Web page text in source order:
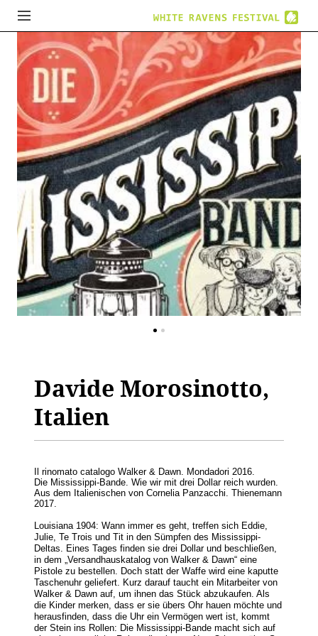
Davide Morosinotto,
Italien
Il rinomato catalogo Walker & Dawn. Mondadori 2016.
Die Mississippi-Bande. Wie wir mit drei Dollar reich wurden.
Aus dem Italienischen von Cornelia Panzacchi. Thienemann
2017.
Louisiana 1904: Wann immer es geht, treffen sich Eddie,
Julie, Te Trois und Tit in den Sümpfen des Mississippi-
Deltas. Eines Tages finden sie drei Dollar und beschließen,
in dem „Versandhauskatalog von Walker & Dawn“ eine
Pistole zu bestellen. Doch statt der Waffe wird eine kaputte
Taschenuhr geliefert. Kurz darauf taucht ein Mitarbeiter von
Walker & Dawn auf, um ihnen das Stück abzukaufen. Als
die Kinder merken, dass er sie übers Ohr hauen möchte und
herausfinden, dass die Uhr ein Vermögen wert ist, kommt
der Stein ins Rollen: Die Mississippi-Bande macht sich auf